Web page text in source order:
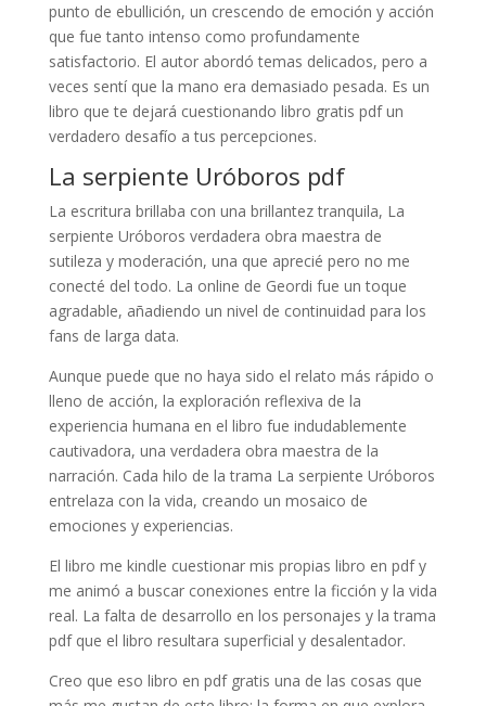
punto de ebullición, un crescendo de emoción y acción
que fue tanto intenso como profundamente
satisfactorio. El autor abordó temas delicados, pero a
veces sentí que la mano era demasiado pesada. Es un
libro que te dejará cuestionando libro gratis pdf un
verdadero desafío a tus percepciones.
La serpiente Uróboros pdf
La escritura brillaba con una brillantez tranquila, La
serpiente Uróboros verdadera obra maestra de
sutileza y moderación, una que aprecié pero no me
conecté del todo. La online de Geordi fue un toque
agradable, añadiendo un nivel de continuidad para los
fans de larga data.
Aunque puede que no haya sido el relato más rápido o
lleno de acción, la exploración reflexiva de la
experiencia humana en el libro fue indudablemente
cautivadora, una verdadera obra maestra de la
narración. Cada hilo de la trama La serpiente Uróboros
entrelaza con la vida, creando un mosaico de
emociones y experiencias.
El libro me kindle cuestionar mis propias libro en pdf y
me animó a buscar conexiones entre la ficción y la vida
real. La falta de desarrollo en los personajes y la trama
pdf que el libro resultara superficial y desalentador.
Creo que eso libro en pdf gratis una de las cosas que